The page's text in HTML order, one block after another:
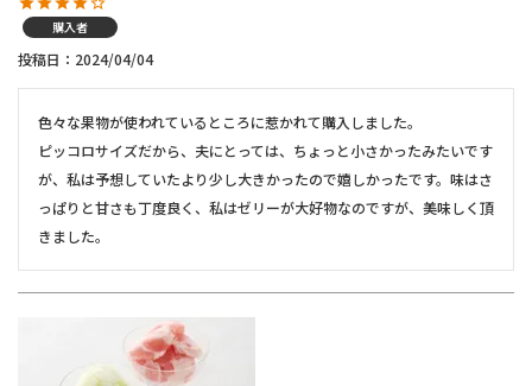
購入者
投稿日 2024/04/04
色々な果物が使われているところに惹かれて購入しました。
ピッコロサイズだから、夫にとっては、ちょっと小さかったみたいです
が、私は予想していたより少し大きかったので嬉しかったです。味はさ
っぱりと甘さも丁度良く、私はゼリーが大好物なのですが、美味しく頂
きました。